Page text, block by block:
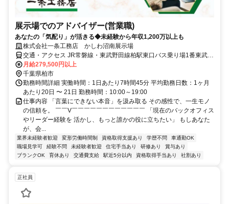
展示場でのアドバイザー(営業職)
あなたの「気配り」が活きる◆未経験から年収1,200万以上も
株式会社一条工務店 かしわ沼南展示場
交通・アクセス JR常磐線・東武野田線柏駅東口バス乗り場1番東武バ
ス乗車セブンパーク・アリオ柏前下車5分
月給279,500円以上
千葉県柏市
勤務時間詳細 実働時間：1日あたり7時間45分 平均勤務日数：1ヶ月
あたり20日 〜 21日 勤務時間：10:00～19:00
仕事内容 「言葉にできない本音」を汲み取る その感性で、一生モノ
の信頼を。 ￣￣V￣￣￣￣￣￣￣￣￣￣￣￣ 「現在のバックオフィス
やリーダー経験を 活かし、もっと誰かの役に立ちたい」 もしあなた
が、会...
業界未経験者歓迎 変形労働時間制 資格取得支援あり 学歴不問
車通勤OK
職場見学可
経験不問 未経験者歓迎 住宅手当あり 研修あり
賞与あり
ブランクOK
育休あり 交通費支給 駅近5分以内 資格取得手当あり 社割あり
正社員